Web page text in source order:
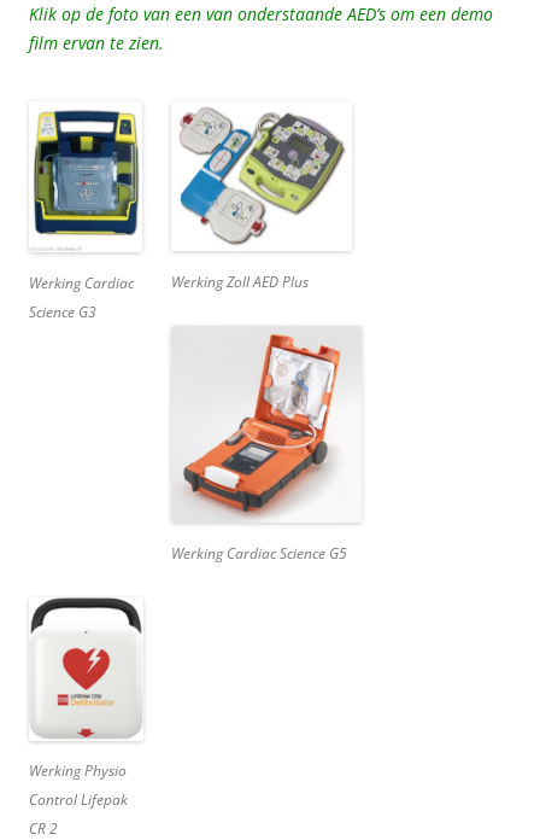
Klik op de foto van een van onderstaande AED’s om een demo
film ervan te zien.
Werking Cardiac
Science G3
Werking Zoll AED Plus
Werking Cardiac Science G5
Werking Physio
Control Lifepak
CR 2